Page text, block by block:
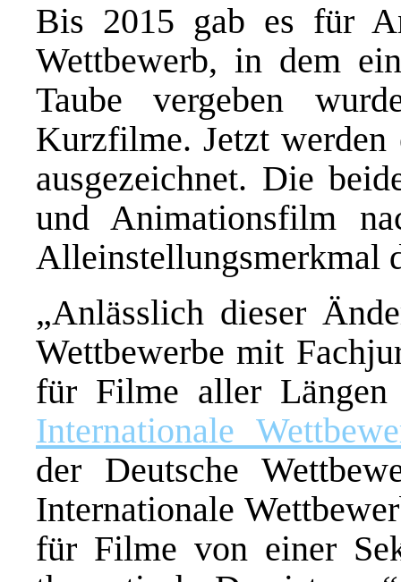
Bis 2015 gab es für
Wettbewerb, in dem
Taube vergeben
Kurzfilme. Jetzt werden
ausgezeichnet. Die
und Animationsfilm
Alleinstellungsmerkmal
„Anlässlich dieser
Wettbewerbe mit
für Filme aller
Internationale
der Deutsche
Internationale
für Filme von einer